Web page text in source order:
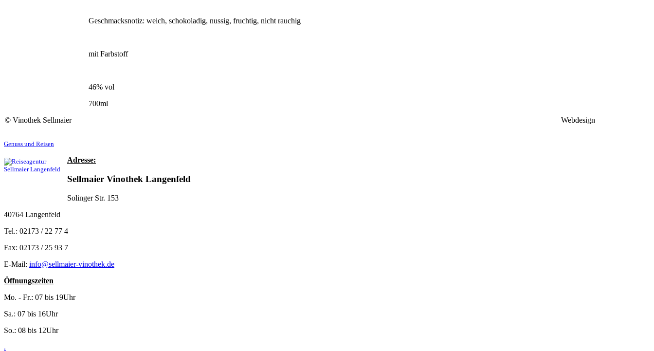
Geschmacksnotiz: weich, schokoladig, nussig, fruchtig, nicht rauchig
mit Farbstoff
46% vol
700ml
© Vinothek Sellmaier Webdesign
Genuss und Reisen
Adresse:
Sellmaier Vinothek Langenfeld
Solinger Str. 153
40764 Langenfeld
Tel.: 02173 / 22 77 4
Fax: 02173 / 25 93 7
E-Mail: info@sellmaier-vinothek.de
Öffnungszeiten
Mo. - Fr.: 07 bis 19Uhr
Sa.: 07 bis 16Uhr
So.: 08 bis 12Uhr
.